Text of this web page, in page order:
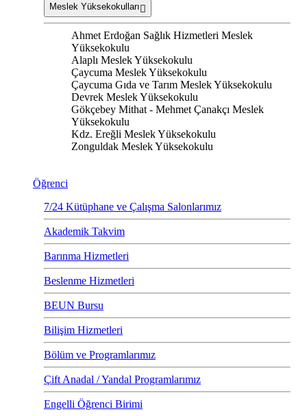
Meslek Yüksekokulları
Ahmet Erdoğan Sağlık Hizmetleri Meslek
Yüksekokulu
Alaplı Meslek Yüksekokulu
Çaycuma Meslek Yüksekokulu
Çaycuma Gıda ve Tarım Meslek Yüksekokulu
Devrek Meslek Yüksekokulu
Gökçebey Mithat - Mehmet Çanakçı Meslek
Yüksekokulu
Kdz. Ereğli Meslek Yüksekokulu
Zonguldak Meslek Yüksekokulu
Öğrenci
7/24 Kütüphane ve Çalışma Salonlarımız
Akademik Takvim
Barınma Hizmetleri
Beslenme Hizmetleri
BEUN Bursu
Bilişim Hizmetleri
Bölüm ve Programlarımız
Çift Anadal / Yandal Programlarımız
Engelli Öğrenci Birimi